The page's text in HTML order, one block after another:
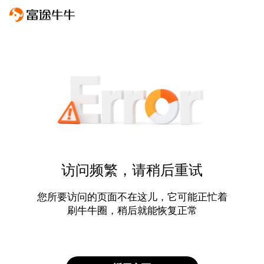
访问频繁，请稍后重试
您所要访问的页面不在这儿，它可能正忙着
刷牛牛圈，稍后就能恢复正常